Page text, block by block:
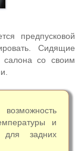
предпусковой
Сидящие
салона со своим
и
для задних